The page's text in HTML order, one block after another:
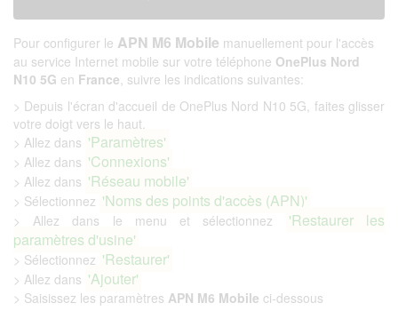
Pour configurer le APN M6 Mobile manuellement pour l'accès
au service Internet mobile sur votre téléphone OnePlus Nord
N10 5G en France, suivre les indications suivantes:
> Depuis l'écran d'accueil de OnePlus Nord N10 5G, faites glisser
votre doigt vers le haut.
> Allez dans 'Paramètres'
> Allez dans 'Connexions'
> Allez dans 'Réseau mobile'
> Sélectionnez 'Noms des points d'accès (APN)'
> Allez dans le menu et sélectionnez
'Restaurer les
paramètres d'usine'
> Sélectionnez 'Restaurer'
> Allez dans 'Ajouter'
> Saisissez les paramètres APN M6 Mobile ci-dessous